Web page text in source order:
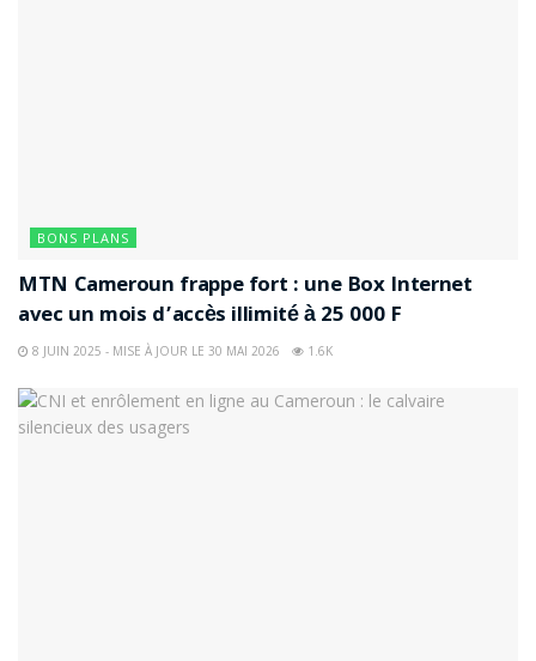
BONS PLANS
MTN Cameroun frappe fort : une Box Internet
avec un mois d’accès illimité à 25 000 F
8 JUIN 2025 - MISE À JOUR LE 30 MAI 2026 1.6K